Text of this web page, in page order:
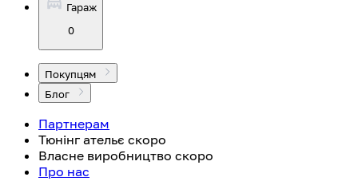
Гараж
0
Покупцям
Блог
Партнерам
Тюнінг ательє скоро
Власне виробництво скоро
Про нас